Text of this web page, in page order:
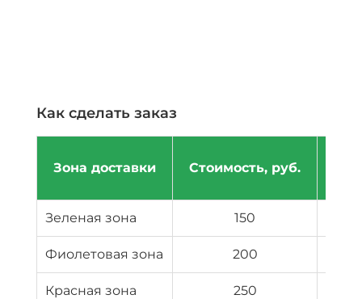
Как сделать заказ
Зона доставки Стоимость, руб.
Зеленая зона 150
Фиолетовая зона 200
Красная зона 250